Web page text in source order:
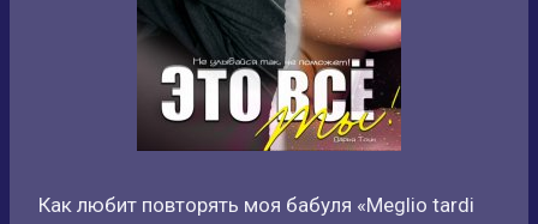
Как любит повторять моя бабуля «Meglio tardi